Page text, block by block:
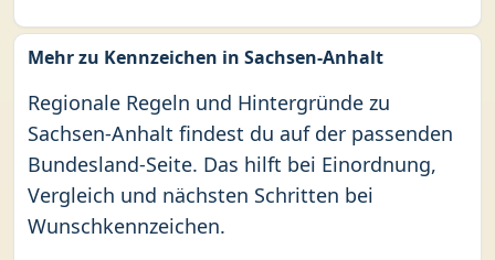
Mehr zu Kennzeichen in Sachsen-Anhalt
Regionale Regeln und Hintergründe zu
Sachsen-Anhalt findest du auf der passenden
Bundesland-Seite. Das hilft bei Einordnung,
Vergleich und nächsten Schritten bei
Wunschkennzeichen.